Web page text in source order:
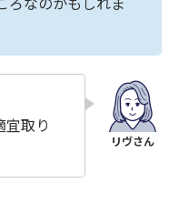
ろなのかもしれま
宜取り